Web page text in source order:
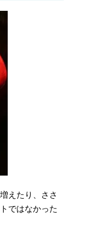
えたり、ささ
ではなかった